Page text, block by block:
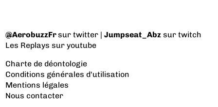
@AerobuzzFrsur twitter |Jumpseat_Abz sur twitch
Les Replays sur youtube
Charte de déontologie
Conditions générales d'utilisation
Mentions légales
Nous contacter